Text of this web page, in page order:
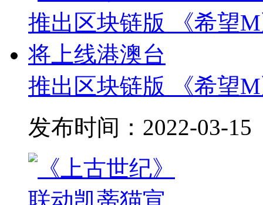
推出区块链版 《希望
发布时间： 2022-03-15